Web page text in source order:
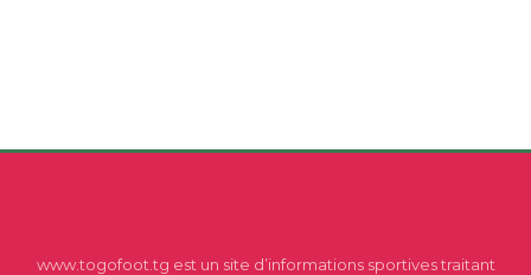
www.togofoot.tg est un site d’informations sportives traitant